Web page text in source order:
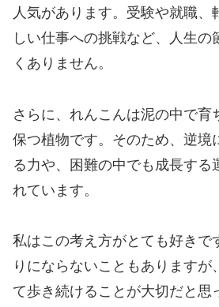
人気があります。受験や就職、
しい仕事への挑戦など、人生の
くありません。
さらに、れんこんは泥の中で育
保つ植物です。そのため、逆境
る力や、困難の中でも成長する
れています。
私はこの考え方がとても好きで
りにならないこともありますが
て歩き続けることが大切だと思